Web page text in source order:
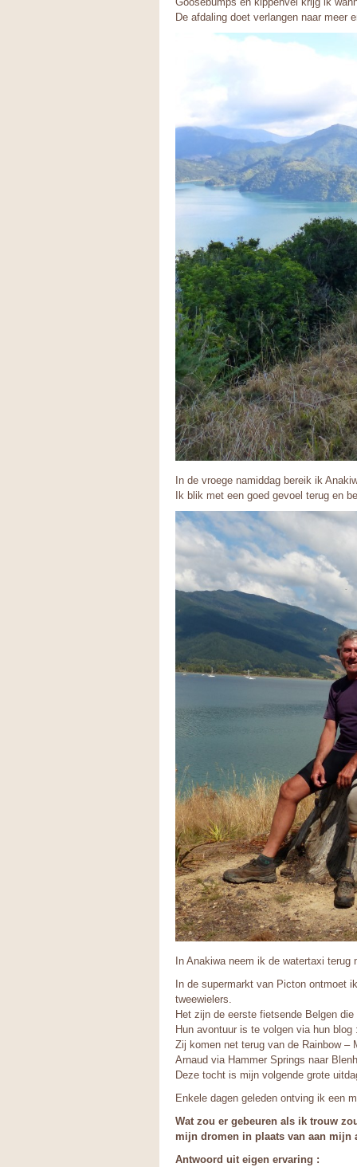
De afdaling doet verlangen naar meer
In de vroege namiddag bereik ik
Ik blik met een goed gevoel terug en
In Anakiwa neem ik de watertaxi
In de supermarkt van Picton ontmoet
tweewielers.
Het zijn de eerste fietsende Belgen
Hun avontuur is te volgen via hun
Zij komen net terug van de Rainbow –
Arnaud via Hammer Springs naar
Deze tocht is mijn volgende grote
Enkele dagen geleden ontving ik een
Wat zou er gebeuren als ik trouw
mijn dromen in plaats van aan mijn
Antwoord uit eigen ervaring :